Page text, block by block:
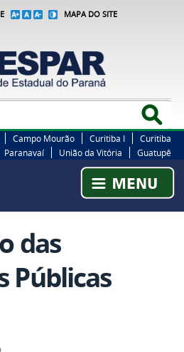
MAPA DO SITE
Campo Mourão Curitiba I
Curitiba
Paranavaí União da Vitória Guatupê
das
Públicas